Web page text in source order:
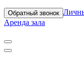
Обратный звонок
Аренда зала